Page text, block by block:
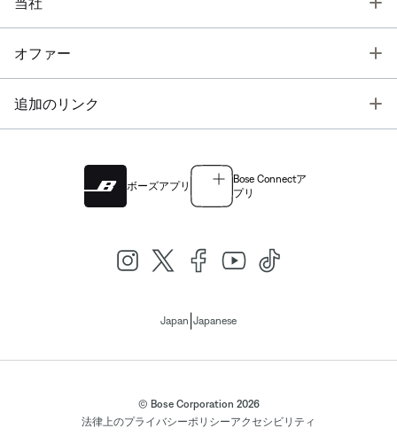
オファー
追加のリンク
ボーズアプリ
Bose Connectア
プリ
Japan Japanese
© Bose Corporation 2026
法律上のプライバシーポリシーアクセシビリティ